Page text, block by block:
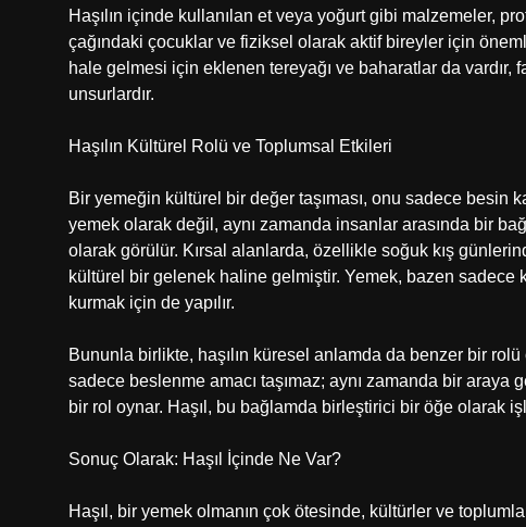
Haşılın içinde kullanılan et veya yoğurt gibi malzemeler,
çağındaki çocuklar ve fiziksel olarak aktif bireyler için
hale gelmesi için eklenen tereyağı ve baharatlar da
unsurlardır.
Haşılın Kültürel Rolü ve Toplumsal Etkileri
Bir yemeğin kültürel bir değer taşıması, onu sadece besin
yemek olarak değil, aynı zamanda insanlar arasında bir
olarak görülür. Kırsal alanlarda, özellikle soğuk kış
kültürel bir gelenek haline gelmiştir. Yemek, bazen sadece
kurmak için de yapılır.
Bununla birlikte, haşılın küresel anlamda da benzer bir
sadece beslenme amacı taşımaz; aynı zamanda bir
bir rol oynar. Haşıl, bu bağlamda birleştirici bir öğe olarak
Sonuç Olarak: Haşıl İçinde Ne Var?
Haşıl, bir yemek olmanın çok ötesinde, kültürler ve